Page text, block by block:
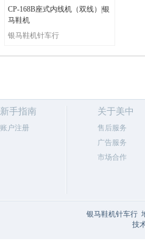
CP-168B座式内线机（双线）|银
马鞋机
银马鞋机针车行
新手指南
账户注册
关于美中
售后服务
广告服务
市场合作
银马鞋机针车行
技